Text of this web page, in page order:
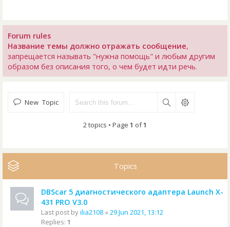
Forum rules
Название темы должно отражать сообщение,
запрещается называть "нужна помощь" и любым другим
образом без описания того, о чем будет идти речь.
New Topic
2 topics • Page 1 of1
Topics
DBScar 5 диагностического адаптера Launch X-
431 PRO V3.0
Last post byilia2108 « 29 Jun 2021, 13:12
Replies: 1